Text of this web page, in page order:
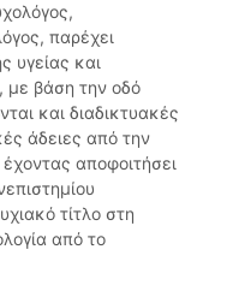
παρέχει
υγείας και
με βάση την οδό
και διαδικτυακές
άδειες από την
αποφοιτήσει
τίτλο στη
από το